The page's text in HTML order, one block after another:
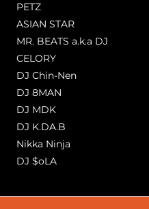
PETZ
ASIAN STAR
MR. BEATS a.k.a DJ
CELORY
DJ Chin-Nen
DJ 8MAN
DJ MDK
DJ K.DA.B
Nikka Ninja
DJ $oLA